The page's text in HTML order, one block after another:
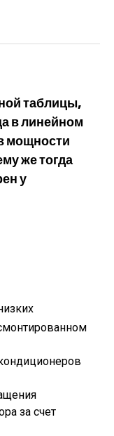
таблицы,
в линейном
мощности
же тогда
у
за счет